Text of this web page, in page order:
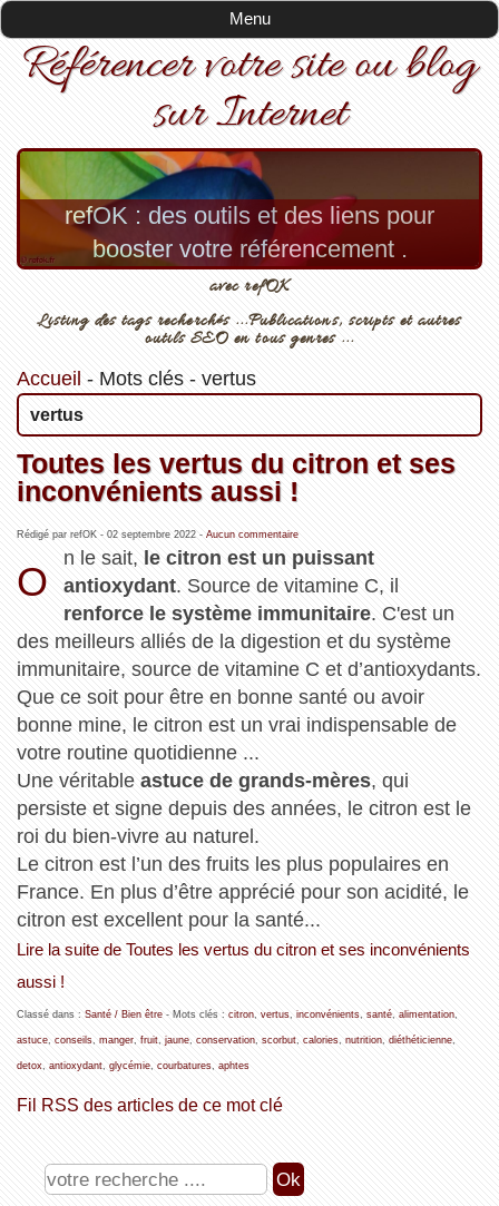
Menu
Référencer votre site ou blog
sur Internet
refOK : des outils et des liens pour
booster votre référencement .
avec refOK
Listing des tags recherchés ...Publications, scripts et autres
outils SEO en tous genres ...
Accueil - Mots clés- vertus
vertus
Toutes les vertus du citron et ses
inconvénients aussi !
Rédigé par refOK - 02 septembre 2022- Aucun commentaire
O
n le sait, le citron est un puissant
antioxydant. Source de vitamine C, il
renforce ​​le système immunitaire. C'est un
des meilleurs alliés de la digestion et du système
immunitaire, source de vitamine C et d’antioxydants.
Que ce soit pour être en bonne santé ou avoir
bonne mine, le citron est un vrai indispensable de
votre routine quotidienne ...
Une véritable astuce de grands-mères, qui
persiste et signe depuis des années, le citron est le
roi du bien-vivre au naturel.
Le citron est l’un des fruits les plus populaires en
France. En plus d’être apprécié pour son acidité, le
citron est excellent pour la santé...
Lire la suite de Toutes les vertus du citron et ses inconvénients
aussi !
Classé dans : Santé / Bien être- Mots clés : citron, vertus, inconvénients, santé, alimentation,
astuce, conseils, manger, fruit, jaune, conservation, scorbut, calories, nutrition, diéthéticienne,
detox, antioxydant, glycémie, courbatures, aphtes
Fil RSS des articles de ce mot clé